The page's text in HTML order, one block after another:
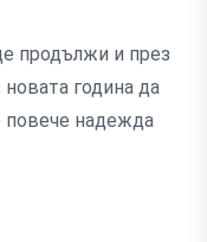
продължи и през
година да
повече надежда